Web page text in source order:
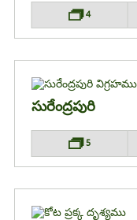
4
సురేంద్రపురి
5